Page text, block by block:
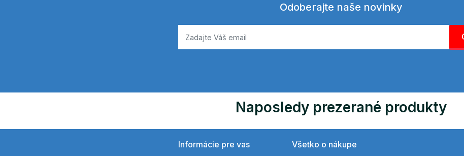
Odoberajte naše novinky
Naposledy prezerané produkty
Informácie pre vas Všetko o nákupe